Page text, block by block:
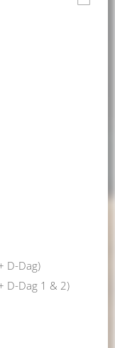
D-Dag)
D-Dag 1 & 2)